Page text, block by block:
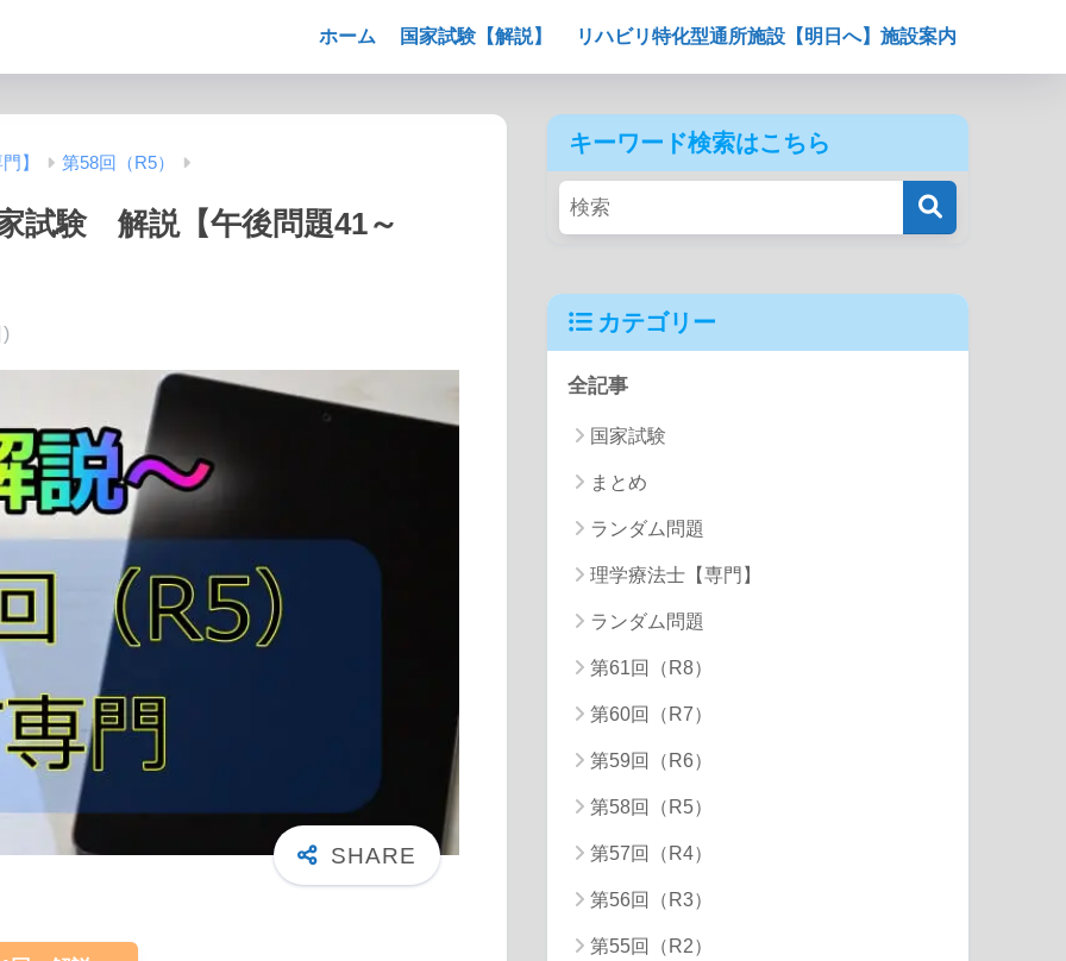
ホーム 国家試験【解説】 リハビリ特化型通所施設【明日へ】施設案内
】 第58回（R5）
試験 解説【午後問題41～
キーワード検索はこちら
カテゴリー
全記事
国家試験
まとめ
ランダム問題
理学療法士【専門】
ランダム問題
第61回（R8）
第60回（R7）
第59回（R6）
第58回（R5）
第57回（R4）
第56回（R3）
第55回（R2）